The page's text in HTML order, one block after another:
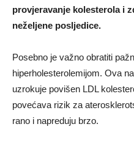
provjeravanje kolesterola i
neželjene posljedice.
Posebno je važno obratiti
hiperholesterolemijom. Ova
uzrokuje povišen LDL
povećava rizik za
rano i napreduju brzo.